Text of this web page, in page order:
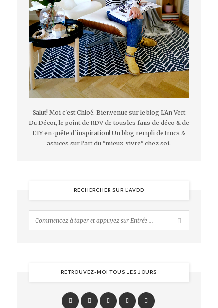
Salut! Moi c'est Chloé. Bienvenue sur le blog L'An Vert
Du Décor, le point de RDV de tous les fans de déco & de
DIY en quête d'inspiration! Un blog rempli de trucs &
astuces sur l'art du "mieux-vivre" chez soi.
RECHERCHER SUR L’AVDD
RETROUVEZ-MOI TOUS LES JOURS